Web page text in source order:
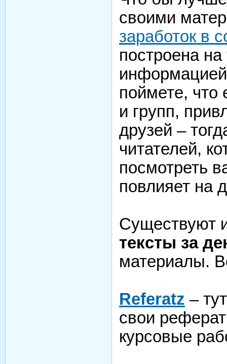
своими
заработок в
построена
поймете, что
и групп,
друзей –
читателей,
посмотреть
повлияет на
Существуют
тексты за
материалы.
Referatz –
свои
курсовые